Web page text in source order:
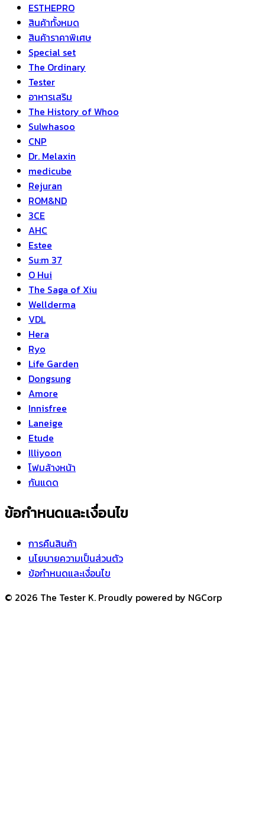
ESTHEPRO
สินค้าทั้งหมด
สินค้าราคาพิเศษ
Special set
The Ordinary
Tester
อาหารเสริม
The History of Whoo
Sulwhasoo
CNP
Dr. Melaxin
medicube
Rejuran
ROM&ND
3CE
AHC
Estee
Su:m 37
O Hui
The Saga of Xiu
Wellderma
VDL
Hera
Ryo
Life Garden
Dongsung
Amore
Innisfree
Laneige
Etude
Illiyoon
โฟมล้างหน้า
กันแดด
ข้อกำหนดและเงื่อนไข
การคืนสินค้า
นโยบายความเป็นส่วนตัว
ข้อกำหนดและเงื่อนไข
© 2026 The Tester K. Proudly powered by NGCorp